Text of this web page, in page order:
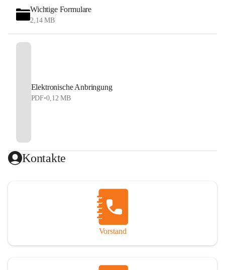
Wichtige Formulare
2,14 MB
Elektronische Anbringung
PDF•0,12 MB
Kontakte
Vorstand